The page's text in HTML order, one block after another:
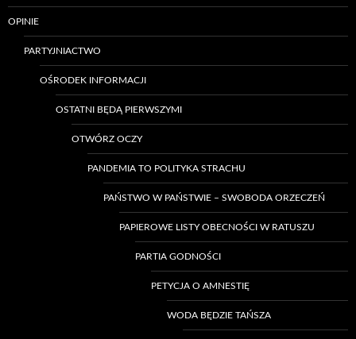
OPINIE
PARTYJNIACTWO
OŚRODEK INFORMACJI
OSTATNI BĘDĄ PIERWSZYMI
OTWÓRZ OCZY
PANDEMIA TO POLITYKA STRACHU
PAŃSTWO W PAŃSTWIE – SWOBODA ORZECZEŃ
PAPIEROWE LISTY OBECNOŚCI W RATUSZU
PARTIA GODNOŚCI
PETYCJA O AMNESTIĘ
WODA BĘDZIE TAŃSZA